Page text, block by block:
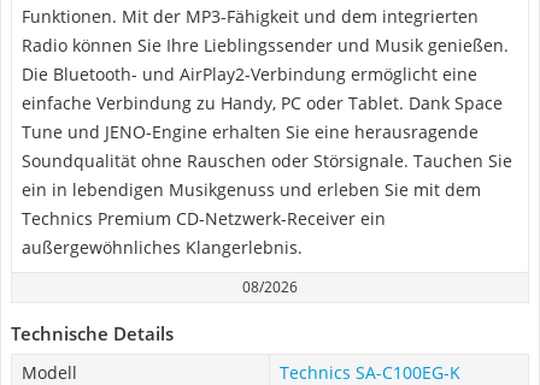
Funktionen. Mit der MP3-Fähigkeit und dem integrierten
Radio können Sie Ihre Lieblingssender und Musik genießen.
Die Bluetooth- und AirPlay2-Verbindung ermöglicht eine
einfache Verbindung zu Handy, PC oder Tablet. Dank Space
Tune und JENO-Engine erhalten Sie eine herausragende
Soundqualität ohne Rauschen oder Störsignale. Tauchen Sie
ein in lebendigen Musikgenuss und erleben Sie mit dem
Technics Premium CD-Netzwerk-Receiver ein
außergewöhnliches Klangerlebnis.
08/2026
Technische Details
Modell
Technics SA-C100EG-K